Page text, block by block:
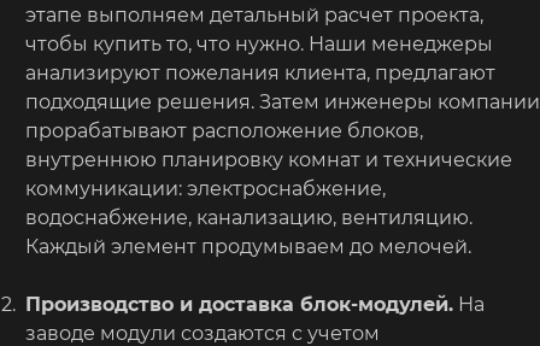
этапе выполняем детальный расчет проекта,
чтобы купить то, что нужно. Наши менеджеры
анализируют пожелания клиента, предлагают
подходящие решения. Затем инженеры компании
прорабатывают расположение блоков,
внутреннюю планировку комнат и технические
коммуникации: электроснабжение,
водоснабжение, канализацию, вентиляцию.
Каждый элемент продумываем до мелочей.
Производство и доставка блок-модулей. На
заводе модули создаются с учетом